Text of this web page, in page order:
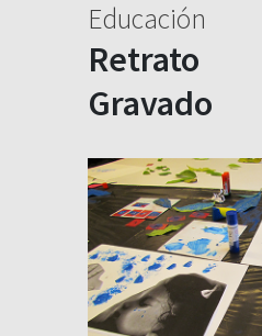
Educación
Retrato
Gravado